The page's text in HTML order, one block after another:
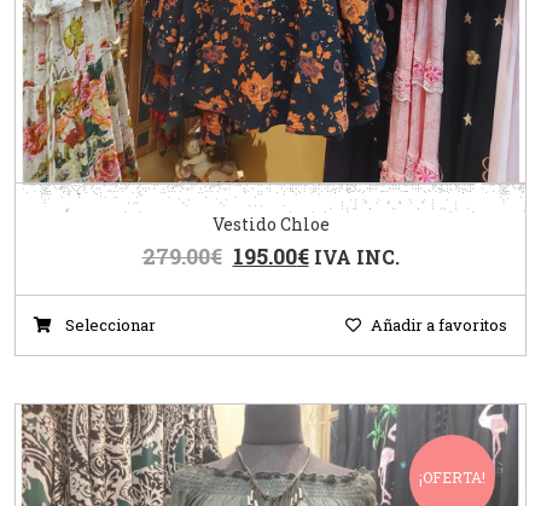
Vestido Chloe
279.00€ 195.00€ IVA INC.
Seleccionar Añadir a favoritos
¡OFERTA!